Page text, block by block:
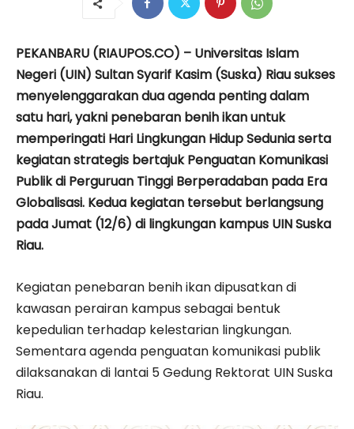
PEKANBARU (RIAUPOS.CO) – Universitas Islam
Negeri (UIN) Sultan Syarif Kasim (Suska) Riau sukses
menyelenggarakan dua agenda penting dalam
satu hari, yakni penebaran benih ikan untuk
memperingati Hari Lingkungan Hidup Sedunia serta
kegiatan strategis bertajuk Penguatan Komunikasi
Publik di Perguruan Tinggi Berperadaban pada Era
Globalisasi. Kedua kegiatan tersebut berlangsung
pada Jumat (12/6) di lingkungan kampus UIN Suska
Riau.
Kegiatan penebaran benih ikan dipusatkan di
kawasan perairan kampus sebagai bentuk
kepedulian terhadap kelestarian lingkungan.
Sementara agenda penguatan komunikasi publik
dilaksanakan di lantai 5 Gedung Rektorat UIN Suska
Riau.